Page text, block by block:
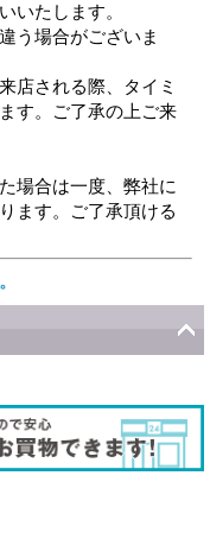
いたします。
う場合がございま
店される際、タイミ
す。ご了承の上ご来
場合は一度、弊社に
ます。ご了承頂ける